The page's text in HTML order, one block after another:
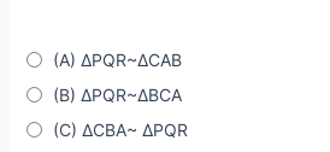
(A) ∆PQR~∆CAB
(B) ∆PQR~∆BCA
(C) ∆CBA~ ∆PQR